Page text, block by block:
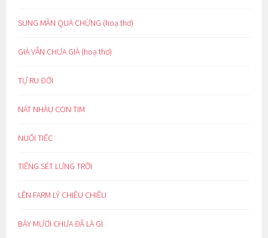
SUNG MÃN QUÁ CHỪNG (hoạ thơ)
GIÀ VẪN CHƯA GIÀ (hoạ thơ)
TỰ RU ĐỜI
NÁT NHÀU CON TIM
NUỐI TIẾC
TIẾNG SÉT LƯNG TRỜI
LÊN FARM LÝ CHIỀU CHIỀU
BẢY MƯƠI CHƯA ĐÃ LÀ GÌ